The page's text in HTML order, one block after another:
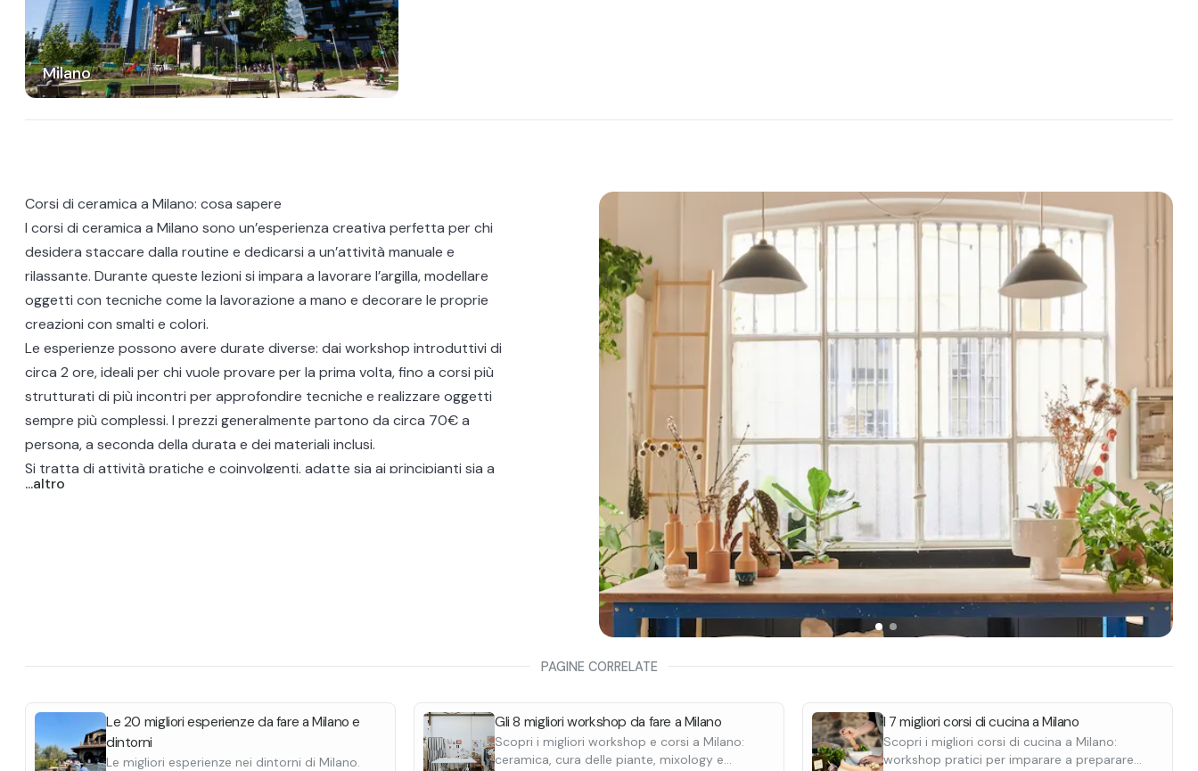
Milano
Corsi di ceramica a Milano: cosa sapere
I corsi di ceramica a Milano sono un’esperienza creativa perfetta per chi
desidera staccare dalla routine e dedicarsi a un’attività manuale e
rilassante. Durante queste lezioni si impara a lavorare l’argilla, modellare
oggetti con tecniche come la lavorazione a mano e decorare le proprie
creazioni con smalti e colori.
Le esperienze possono avere durate diverse: dai workshop introduttivi di
circa 2 ore, ideali per chi vuole provare per la prima volta, fino a corsi più
strutturati di più incontri per approfondire tecniche e realizzare oggetti
sempre più complessi. I prezzi generalmente partono da circa 70€ a
persona, a seconda della durata e dei materiali inclusi.
Si tratta di attività pratiche e coinvolgenti, adatte sia ai principianti sia a
chi ha già esperienza e vuole migliorare le proprie abilità. Un’occasione
...altro
PAGINE CORRELATE
Le 20 migliori esperienze da fare a Milano e
dintorni
Le migliori esperienze nei dintorni di Milano.
Gli 8 migliori workshop da fare a Milano
Scopri i migliori workshop e corsi a Milano:
ceramica, cura delle piante, mixology e
I 7 migliori corsi di cucina a Milano
Scopri i migliori corsi di cucina a Milano:
workshop pratici per imparare a preparare